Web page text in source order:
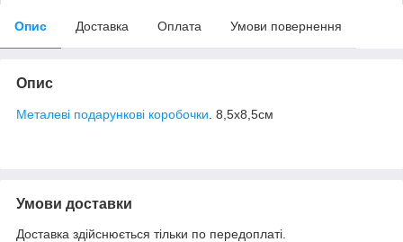
Опис Доставка Оплата Умови повернення
Опис
Металеві подарункові коробочки . 8,5х8,5см
Умови доставки
Доставка здійснюється тільки по передоплаті.